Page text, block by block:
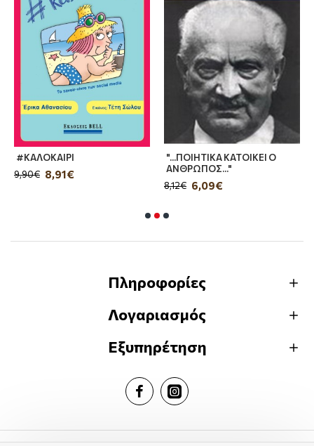
#ΚΑΛΟΚΑΙΡΙ
8,91€
9,90€
"...ΠΟΙΗΤΙΚΑ ΚΑΤΟΙΚΕΙ Ο
ΑΝΘΡΩΠΟΣ..."
6,09€
8,12€
Πληροφορίες
Λογαριασμός
Εξυπηρέτηση